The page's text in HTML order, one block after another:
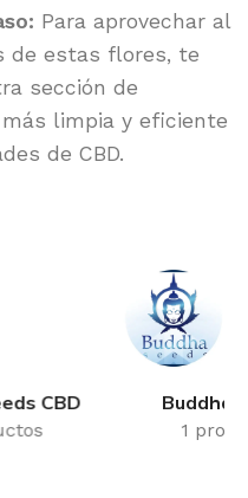
Para aprovechar al
de estas flores, te
sección de
limpia y eficiente
de CBD.
Buddha Seeds